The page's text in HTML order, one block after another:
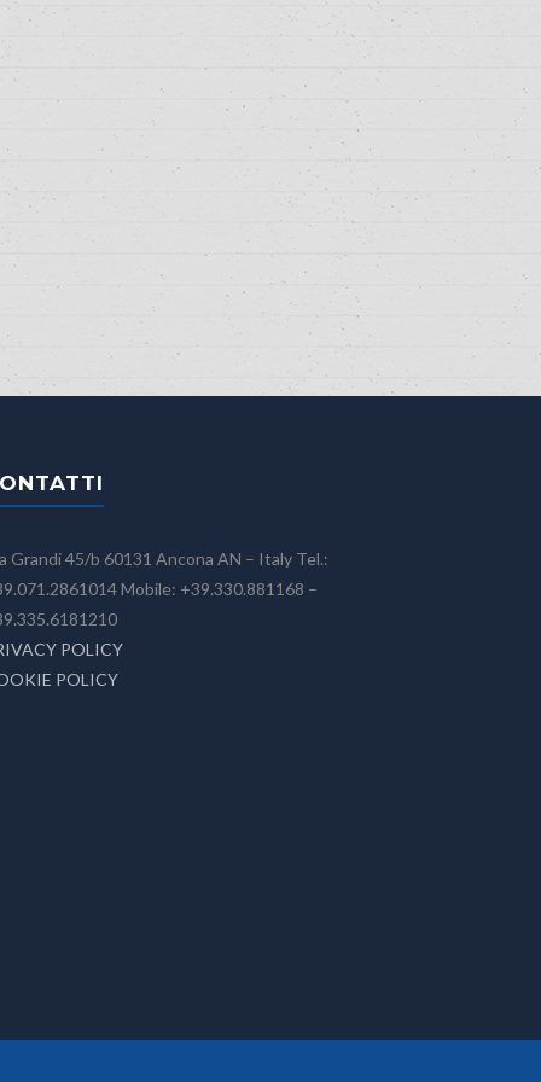
Grandi 45/b 60131 Ancona AN – Italy Tel.:
Mobile: +39.330.881168 –
POLICY
POLICY